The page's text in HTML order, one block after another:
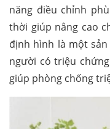
năng điều chỉnh
thời giúp nâng cao
định hình là một
người có triệu
giúp phòng chống